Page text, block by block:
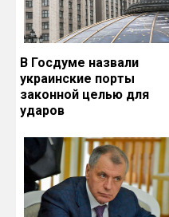
В Госдуме назвали
украинские порты
законной целью для
ударов